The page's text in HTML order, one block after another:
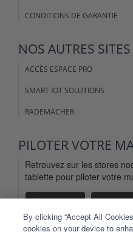
CONDITIONS DE GARANTIE
NOS AUTRES SITES
ACCÈS ESPACE PRO
SMART IOT SOLUTIONS
RADEMACHER
PILOTER VOTRE
Retrouvez sur les stores
tablette pour piloter votre
By clicking “Accept All
cookies on your device to